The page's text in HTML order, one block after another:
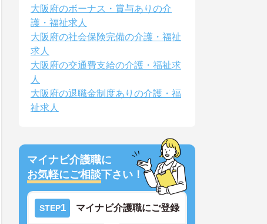
大阪府のボーナス・賞与ありの介
護・福祉求人
大阪府の社会保険完備の介護・福祉
求人
大阪府の交通費支給の介護・福祉求
人
大阪府の退職金制度ありの介護・福
祉求人
マイナビ介護職に
お気軽にご相談下さい！
STEP1 マイナビ介護職にご登録